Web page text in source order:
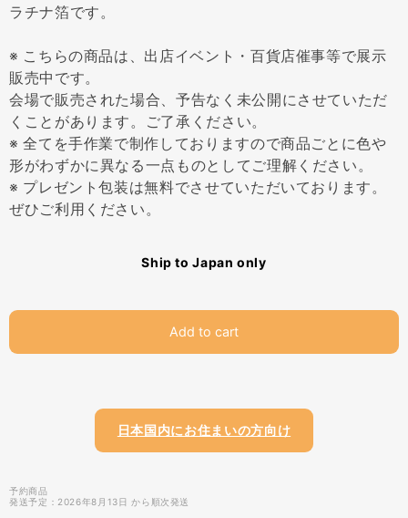
ラチナ箔です。
※ こちらの商品は、出店イベント・百貨店催事等で展示
販売中です。
会場で販売された場合、予告なく未公開にさせていただ
くことがあります。ご了承ください。
※ 全てを手作業で制作しておりますので商品ごとに色や
形がわずかに異なる一点ものとしてご理解ください。
※ プレゼント包装は無料でさせていただいております。
ぜひご利用ください。
Ship to Japan only
Add to cart
日本国内にお住まいの方向け
予約商品
発送予定：2026年8月13日 から順次発送